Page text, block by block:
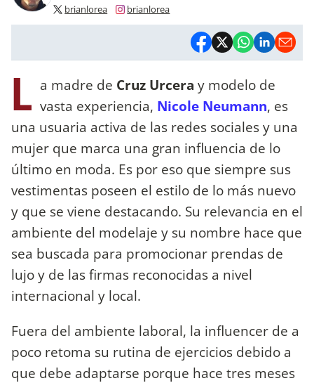
brianlorea brianlorea
L a madre de Cruz Urcera y modelo de
vasta experiencia, Nicole Neumann, es
una usuaria activa de las redes sociales y una
mujer que marca una gran influencia de lo
último en moda. Es por eso que siempre sus
vestimentas poseen el estilo de lo más nuevo
y que se viene destacando. Su relevancia en el
ambiente del modelaje y su nombre hace que
sea buscada para promocionar prendas de
lujo y de las firmas reconocidas a nivel
internacional y local.
Fuera del ambiente laboral, la influencer de a
poco retoma su rutina de ejercicios debido a
que debe adaptarse porque hace tres meses